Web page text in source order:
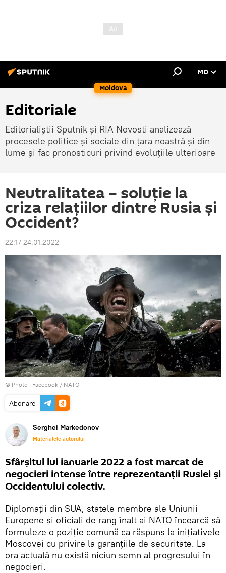
Moldova
MD
Editoriale
Editorialiștii Sputnik și RIA Novosti analizează
procesele politice și sociale din țara noastră și din
lume și fac pronosticuri privind evoluțiile ulterioare
Neutralitatea – soluție la
criza relațiilor dintre Rusia și
Occident?
22:17 24.01.2022
© Photo : Facebook / NATO
Abonare
Serghei Markedonov
Materialele autorului
Sfârșitul lui ianuarie 2022 a fost marcat de
negocieri intense între reprezentanții Rusiei și
Occidentului colectiv.
Diplomații din SUA, statele membre ale Uniunii
Europene și oficiali de rang înalt ai NATO încearcă să
formuleze o poziție comună ca răspuns la inițiativele
Moscovei cu privire la garanțiile de securitate. La
ora actuală nu există niciun semn al progresului în
negocieri.